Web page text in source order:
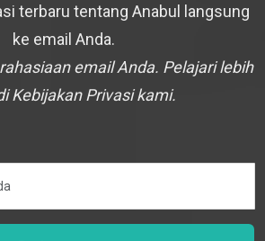
terbaru tentang Anabul langsung
ke email Anda.
email Anda. Pelajari lebih
Kebijakan Privasi kami.